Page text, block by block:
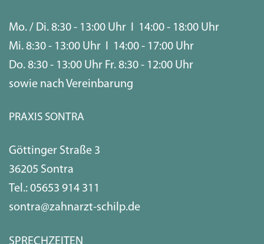
Mo. / Di. 8:30 - 13:00 Uhr I 14:00 - 18:00 Uhr
Mi. 8:30 - 13:00 Uhr I 14:00 - 17:00 Uhr
Do. 8:30 - 13:00 Uhr Fr. 8:30 - 12:00 Uhr
sowie nach Vereinbarung
PRAXIS SONTRA
Göttinger Straße 3
36205 Sontra
Tel.: 05653 914 311
sontra@zahnarzt-schilp.de
SPRECHZEITEN